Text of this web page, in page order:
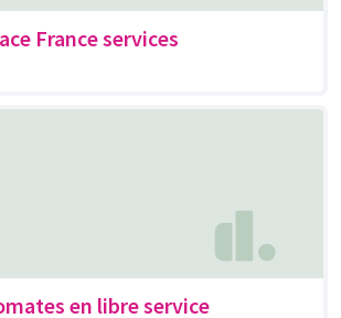
France services
en libre service